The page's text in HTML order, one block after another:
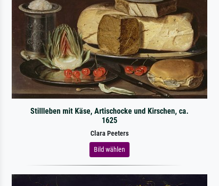
Stillleben mit Käse, Artischocke und Kirschen, ca.
1625
Clara Peeters
Bild wählen